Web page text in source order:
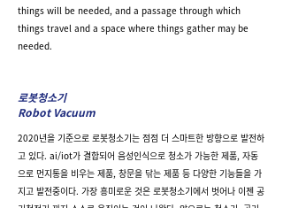
things will be needed, and a passage through which
things travel and a space where things gather may be
needed.
로봇청소기
Robot Vacuum
2020년을 기준으로 로봇청소기는 점점 더 스마트한 방향으로 발전하
고 있다. ai/iot가 결합되어 음성인식으로 청소가 가능한 제품, 자동
으로 먼지통을 비우는 제품, 창문을 닦는 제품 등 다양한 기능들을 가
지고 발전중이다. 가장 흥미로운 것은 로봇청소기에서 벗어나 이젠 공